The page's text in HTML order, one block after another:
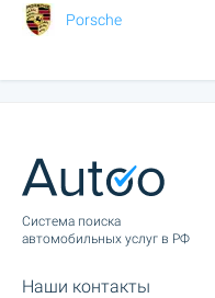
Porsche
Cистема поиска
автомобильных услуг в РФ
Наши контакты